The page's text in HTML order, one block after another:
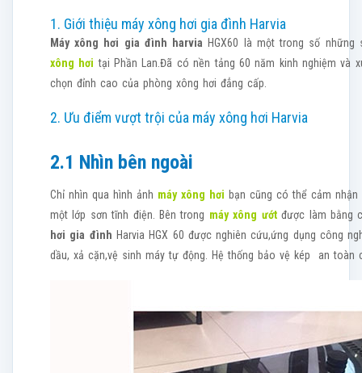
1. Giới thiệu máy xông hơi gia đình Harvia
Máy xông hơi gia đình harvia HGX60 là một trong số
xông hơi tại Phần Lan.Đã có nền tảng 60 năm kinh nghiệm và
chọn đỉnh cao của phòng xông hơi đẳng cấp.
2. Ưu điểm vượt trội của máy xông hơi Harvia
2.1 Nhìn bên ngoài
Chỉ nhìn qua hình ảnh máy xông hơi bạn cũng có thể cảm
một lớp sơn tĩnh điện. Bên trong máy xông ướtđược làm bằng
hơi gia đình Harvia HGX 60 được nghiên cứu,ứng dụng công
dầu, xả cặn,vệ sinh máy tự động. Hệ thống bảo vệ kép an toàn